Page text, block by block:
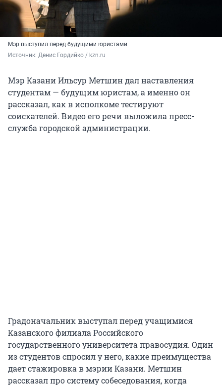
Мэр выступил перед будущими юристами
Источник: Денис Гордийко / kzn.ru
Мэр Казани Ильсур Метшин дал наставления
студентам — будущим юристам, а именно он
рассказал, как в исполкоме тестируют
соискателей. Видео его речи выложила пресс-
служба городской администрации.
Градоначальник выступал перед учащимися
Казанского филиала Российского
государственного университета правосудия. Один
из студентов спросил у него, какие преимущества
дает стажировка в мэрии Казани. Метшин
рассказал про систему собеседования, когда